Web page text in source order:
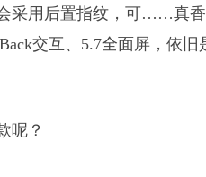
采用后置指纹，可……真
交互、5.7全面屏，依旧
呢？